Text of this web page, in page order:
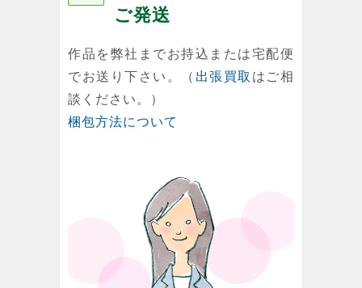
ご発送
作品を弊社までお持込または宅配便
でお送り下さい。（ 出張買取 はご相
談ください。）
梱包方法について